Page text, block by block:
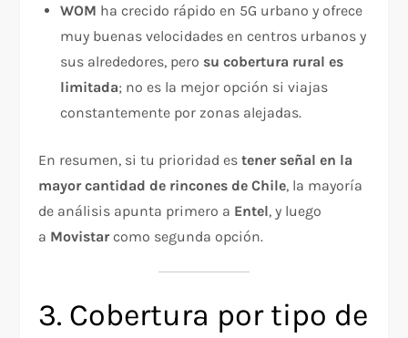
WOM ha crecido rápido en 5G urbano y ofrece
muy buenas velocidades en centros urbanos y
sus alrededores, pero su cobertura rural es
limitada; no es la mejor opción si viajas
constantemente por zonas alejadas.
En resumen, si tu prioridad estener señal en la
mayor cantidad de rincones de Chile, la mayoría
de análisis apunta primero a Entel, y luego
a Movistarcomo segunda opción.
3. Cobertura por tipo de